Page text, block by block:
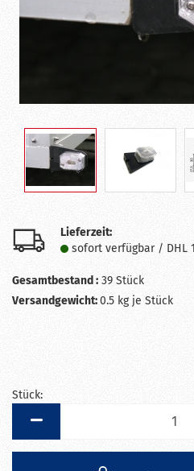
Lieferzeit:
sofort verfügbar / DHL
Gesamtbestand : 39 Stück
Versandgewicht:0.5 kg je Stück
Stück: